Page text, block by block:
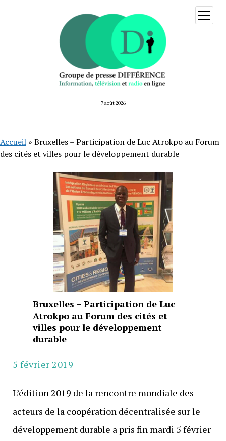
7 août 2026
ouvrir
menu
Accueil » Bruxelles – Participation de Luc Atrokpo au Forum
des cités et villes pour le développement durable
Bruxelles – Participation de Luc
Atrokpo au Forum des cités et
villes pour le développement
durable
5 février 2019
L’édition 2019 de la rencontre mondiale des
acteurs de la coopération décentralisée sur le
développement durable a pris fin mardi 5 février